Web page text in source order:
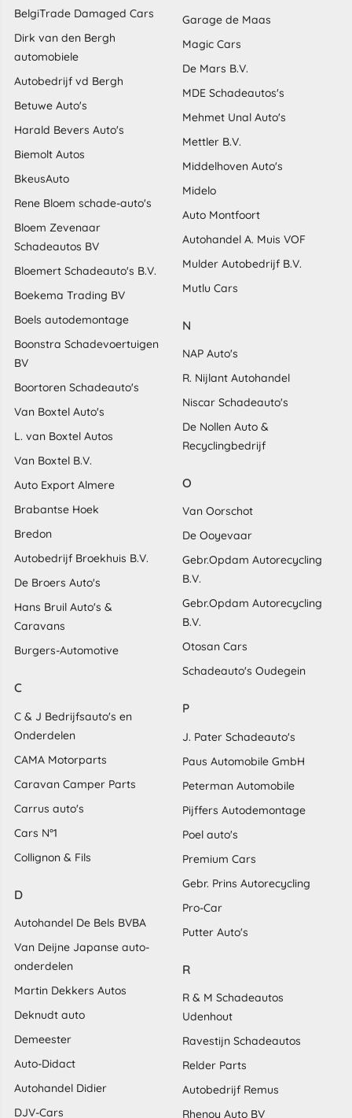
BelgiTrade Damaged Cars
Dirk van den Bergh
automobiele
Autobedrijf vd Bergh
Betuwe Auto's
Harald Bevers Auto's
Biemolt Autos
BkeusAuto
Rene Bloem schade-auto's
Bloem Zevenaar
Schadeautos BV
Bloemert Schadeauto's B.V.
Boekema Trading BV
Boels autodemontage
Boonstra Schadevoertuigen
BV
Boortoren Schadeauto's
Van Boxtel Auto's
L. van Boxtel Autos
Van Boxtel B.V.
Auto Export Almere
Brabantse Hoek
Bredon
Autobedrijf Broekhuis B.V.
De Broers Auto's
Hans Bruil Auto's &
Caravans
Burgers-Automotive
C
C & J Bedrijfsauto's en
Onderdelen
CAMA Motorparts
Caravan Camper Parts
Carrus auto's
Cars N°1
Collignon & Fils
D
Autohandel De Bels BVBA
Van Deijne Japanse auto-
onderdelen
Martin Dekkers Autos
Deknudt auto
Demeester
Auto-Didact
Autohandel Didier
DJV-Cars
Garage de Maas
Magic Cars
De Mars B.V.
MDE Schadeautos's
Mehmet Unal Auto's
Mettler B.V.
Middelhoven Auto's
Midelo
Auto Montfoort
Autohandel A. Muis VOF
Mulder Autobedrijf B.V.
Mutlu Cars
N
NAP Auto's
R. Nijlant Autohandel
Niscar Schadeauto's
De Nollen Auto &
Recyclingbedrijf
O
Van Oorschot
De Ooyevaar
Gebr.Opdam Autorecycling
B.V.
Gebr.Opdam Autorecycling
B.V.
Otosan Cars
Schadeauto's Oudegein
P
J. Pater Schadeauto's
Paus Automobile GmbH
Peterman Automobile
Pijffers Autodemontage
Poel auto's
Premium Cars
Gebr. Prins Autorecycling
Pro-Car
Putter Auto's
R
R & M Schadeautos
Udenhout
Ravestijn Schadeautos
Relder Parts
Autobedrijf Remus
Rhenoy Auto BV